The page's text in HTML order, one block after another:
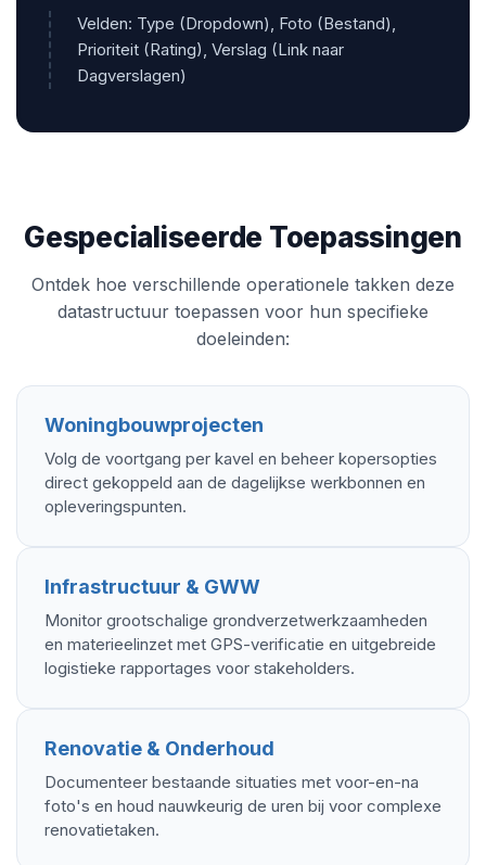
Velden: Type (Dropdown), Foto (Bestand),
Prioriteit (Rating), Verslag (Link naar
Dagverslagen)
Gespecialiseerde Toepassingen
Ontdek hoe verschillende operationele takken deze
datastructuur toepassen voor hun specifieke
doeleinden:
Woningbouwprojecten
Volg de voortgang per kavel en beheer kopersopties
direct gekoppeld aan de dagelijkse werkbonnen en
opleveringspunten.
Infrastructuur & GWW
Monitor grootschalige grondverzetwerkzaamheden
en materieelinzet met GPS-verificatie en uitgebreide
logistieke rapportages voor stakeholders.
Renovatie & Onderhoud
Documenteer bestaande situaties met voor-en-na
foto's en houd nauwkeurig de uren bij voor complexe
renovatietaken.